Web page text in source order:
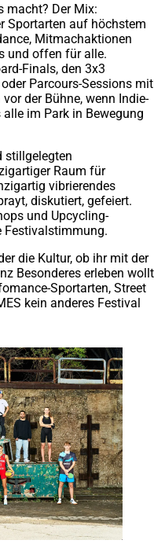
macht? Der Mix:
Sportarten auf höchstem
Mitmachaktionen
und offen für alle.
Finals, den 3x3
Parcours-Sessions mit
der Bühne, wenn Indie-
im Park in Bewegung
stillgelegten
Raum für
vibrierendes
diskutiert, gefeiert.
und Upcycling-
Festivalstimmung.
die Kultur, ob ihr mit der
Besonderes erleben wollt
Sportarten, Street
kein anderes Festival